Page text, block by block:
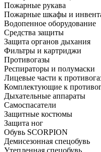
Пожарные рукава
Пожарные шкафы и
Водопенное оборудование
Средства защиты
Защита органов дыхания
Фильтры и картриджи
Противогазы
Респираторы и полумаски
Лицевые части к
Комплектующие к
Дыхательные аппараты
Самоспасатели
Защитные костюмы
Защита ног
Обувь SCORPION
Демисезонная спецобувь